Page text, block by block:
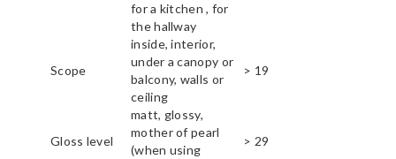
for a kitchen , for
the hallway
Scope
inside, interior,
under a canopy or
balcony, walls or
ceiling
> 19
Gloss level
matt, glossy,
mother of pearl
(when using
> 29